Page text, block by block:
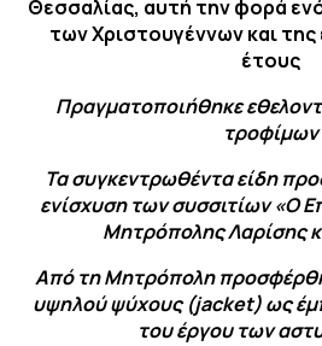
Θεσσαλίας, αυτή την φορά
των Χριστουγέννων και
έτους
Πραγματοποιήθηκε
τροφίμων
Τα συγκεντρωθέντα είδη
ενίσχυση των συσσιτίων «Ο
Μητρόπολης Λαρίσης
Από τη Μητρόπολη
υψηλού ψύχους (jacket) ως
του έργου των